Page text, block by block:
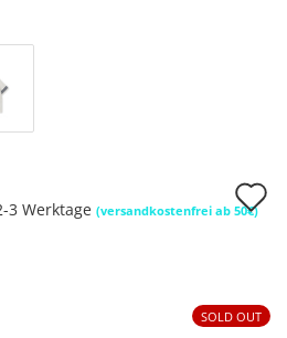
3 Werktage (versandkostenfrei ab 50€)
SOLD OUT